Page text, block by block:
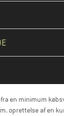
en minimum
oprettelse af en